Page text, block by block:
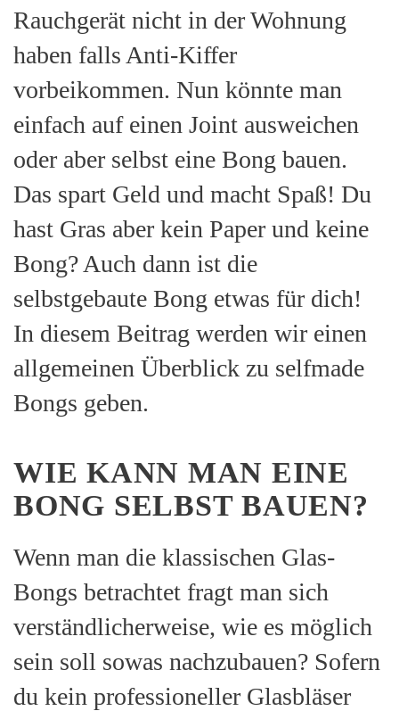
Rauchgerät nicht in der Wohnung
haben falls Anti-Kiffer
vorbeikommen. Nun könnte man
einfach auf einen Joint ausweichen
oder aber selbst eine Bong bauen.
Das spart Geld und macht Spaß! Du
hast Gras aber kein Paper und keine
Bong? Auch dann ist die
selbstgebaute Bong etwas für dich!
In diesem Beitrag werden wir einen
allgemeinen Überblick zu selfmade
Bongs geben.
WIE KANN MAN EINE
BONG SELBST BAUEN?
Wenn man die klassischen Glas-
Bongs betrachtet fragt man sich
verständlicherweise, wie es möglich
sein soll sowas nachzubauen? Sofern
du kein professioneller Glasbläser